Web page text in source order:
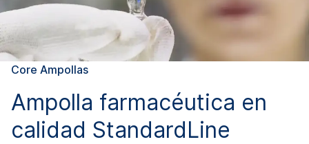
Core Ampollas
Ampolla farmacéutica en
calidad StandardLine